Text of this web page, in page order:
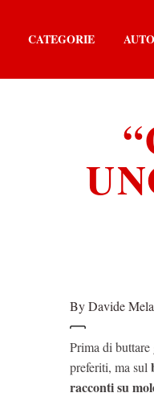
CATEGORIE
By Davide Mela
Prima di
preferiti, ma sul
racconti su